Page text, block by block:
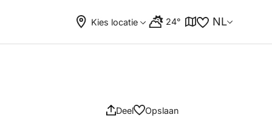
Kies locatie 24° NL
Deel Opslaan